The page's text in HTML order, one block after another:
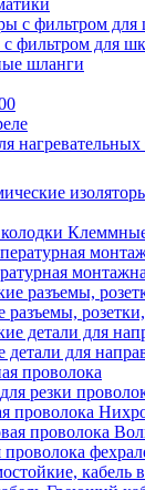
фильтром для
шланги
нагревательных
разъемы,
детали для
проволока
кабель